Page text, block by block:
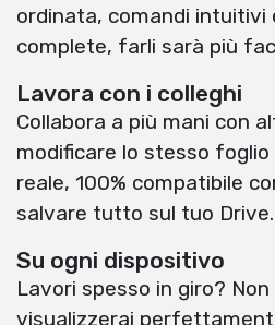
ordinata, comandi intuitivi
complete, farli sarà più
Lavora con i colleghi
Collabora a più mani con
modificare lo stesso
reale, 100% compatibile
salvare tutto sul tuo Drive.
Su ogni dispositivo
Lavori spesso in giro?
visualizzerai